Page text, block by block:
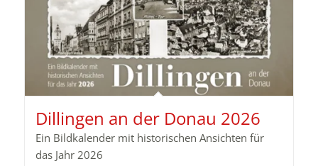
Dillingen an der Donau 2026
Ein Bildkalender mit historischen Ansichten für
das Jahr 2026